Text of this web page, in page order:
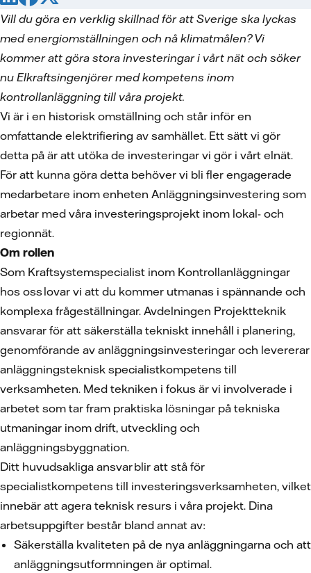
Vill du göra en verklig skillnad för att Sverige ska lyckas
med energiomställningen och nå klimatmålen? Vi
kommer att göra stora investeringar i vårt nät och söker
nu Elkraftsingenjörer med kompetens inom
kontrollanläggning till våra projekt.
Vi är i en historisk omställning och står inför en
omfattande elektrifiering av samhället. Ett sätt vi gör
detta på är att utöka de investeringar vi gör i vårt elnät.
För att kunna göra detta behöver vi bli fler engagerade
medarbetare inom enheten Anläggningsinvestering som
arbetar med våra investeringsprojekt inom lokal- och
regionnät.
Om rollen
Som Kraftsystemspecialist inom Kontrollanläggningar
hos oss lovar vi att du kommer utmanas i spännande och
komplexa frågeställningar. Avdelningen Projektteknik
ansvarar för att säkerställa tekniskt innehåll i planering,
genomförande av anläggningsinvesteringar och levererar
anläggningsteknisk specialistkompetens till
verksamheten. Med tekniken i fokus är vi involverade i
arbetet som tar fram praktiska lösningar på tekniska
utmaningar inom drift, utveckling och
anläggningsbyggnation.
Ditt huvudsakliga ansvar blir att stå för
specialistkompetens till investeringsverksamheten, vilket
innebär att agera teknisk resurs i våra projekt. Dina
arbetsuppgifter består bland annat av:
Säkerställa kvaliteten på de nya anläggningarna och att
anläggningsutformningen är optimal.